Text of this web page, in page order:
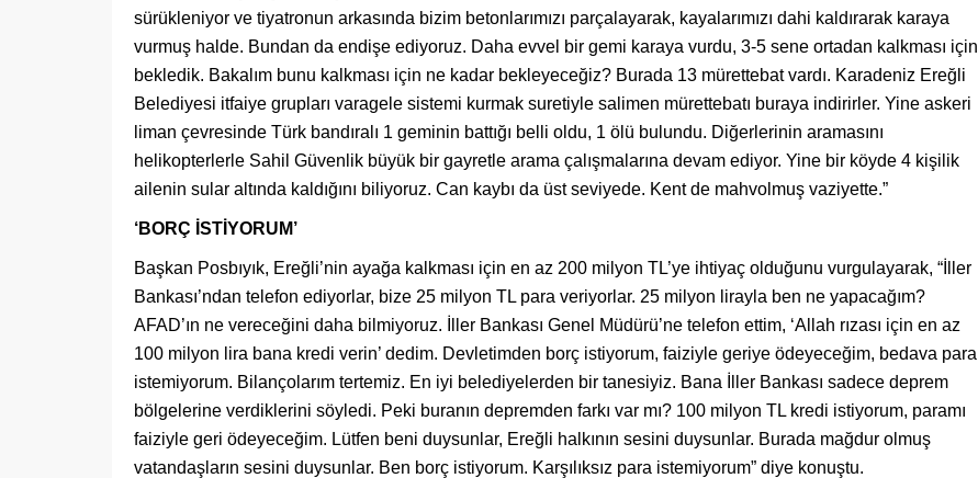
sürükleniyor ve tiyatronun arkasında bizim betonlarımızı parçalayarak, kayalarımızı dahi kaldırarak karaya
vurmuş halde. Bundan da endişe ediyoruz. Daha evvel bir gemi karaya vurdu, 3-5 sene ortadan kalkması için
bekledik. Bakalım bunu kalkması için ne kadar bekleyeceğiz? Burada 13 mürettebat vardı. Karadeniz Ereğli
Belediyesi itfaiye grupları varagele sistemi kurmak suretiyle salimen mürettebatı buraya indirirler. Yine askeri
liman çevresinde Türk bandıralı 1 geminin battığı belli oldu, 1 ölü bulundu. Diğerlerinin aramasını
helikopterlerle Sahil Güvenlik büyük bir gayretle arama çalışmalarına devam ediyor. Yine bir köyde 4 kişilik
ailenin sular altında kaldığını biliyoruz. Can kaybı da üst seviyede. Kent de mahvolmuş vaziyette.”
‘BORÇ İSTİYORUM’
Başkan Posbıyık, Ereğli’nin ayağa kalkması için en az 200 milyon TL’ye ihtiyaç olduğunu vurgulayarak, “İller
Bankası’ndan telefon ediyorlar, bize 25 milyon TL para veriyorlar. 25 milyon lirayla ben ne yapacağım?
AFAD’ın ne vereceğini daha bilmiyoruz. İller Bankası Genel Müdürü’ne telefon ettim, ‘Allah rızası için en az
100 milyon lira bana kredi verin’ dedim. Devletimden borç istiyorum, faiziyle geriye ödeyeceğim, bedava para
istemiyorum. Bilançolarım tertemiz. En iyi belediyelerden bir tanesiyiz. Bana İller Bankası sadece deprem
bölgelerine verdiklerini söyledi. Peki buranın depremden farkı var mı? 100 milyon TL kredi istiyorum, paramı
faiziyle geri ödeyeceğim. Lütfen beni duysunlar, Ereğli halkının sesini duysunlar. Burada mağdur olmuş
vatandaşların sesini duysunlar. Ben borç istiyorum. Karşılıksız para istemiyorum” diye konuştu.